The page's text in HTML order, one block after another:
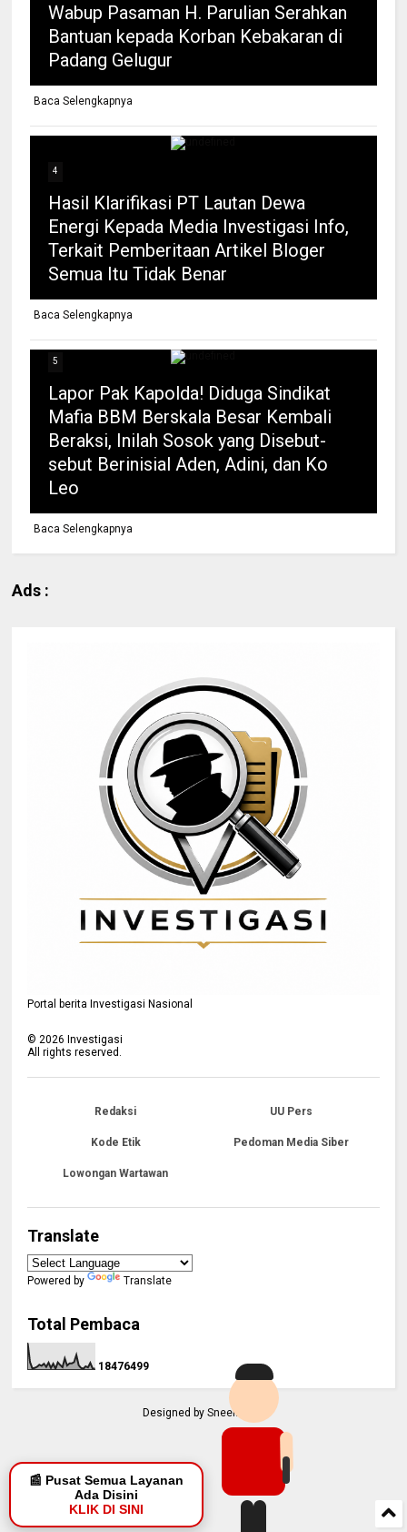
📰 Pusat Semua Layanan
Ada Disini
KLIK DI SINI
Wabup Pasaman H. Parulian Serahkan
Bantuan kepada Korban Kebakaran di
Padang Gelugur
Baca Selengkapnya
4
Hasil Klarifikasi PT Lautan Dewa
Energi Kepada Media Investigasi Info,
Terkait Pemberitaan Artikel Bloger
Semua Itu Tidak Benar
Baca Selengkapnya
5
Lapor Pak Kapolda! Diduga Sindikat
Mafia BBM Berskala Besar Kembali
Beraksi, Inilah Sosok yang Disebut-
sebut Berinisial Aden, Adini, dan Ko
Leo
Baca Selengkapnya
Ads :
Portal berita Investigasi Nasional
©2026 Investigasi
All rights reserved.
Redaksi UU Pers
Kode Etik Pedoman Media Siber
Lowongan Wartawan
Translate
Powered by Translate
Total Pembaca
1 8476499
Designed by Sneeit.Com